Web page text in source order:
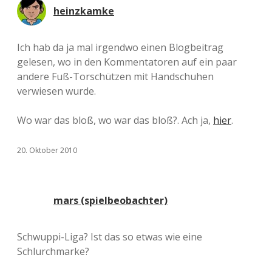
heinzkamke
Ich hab da ja mal irgendwo einen Blogbeitrag
gelesen, wo in den Kommentatoren auf ein paar
andere Fuß-Torschützen mit Handschuhen
verwiesen wurde.
Wo war das bloß, wo war das bloß?. Ach ja, hier.
20. Oktober 2010
mars (spielbeobachter)
Schwuppi-Liga? Ist das so etwas wie eine
Schlurchmarke?